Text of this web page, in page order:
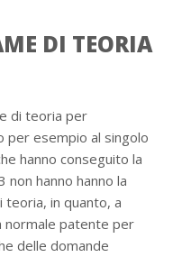
DI TEORIA
di teoria per
per esempio al singolo
hanno conseguito la
hanno hanno la
in quanto, a
normale patente per
delle domande